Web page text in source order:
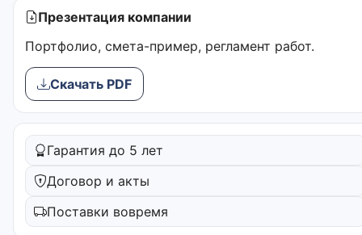
Презентация компании
Портфолио, смета-пример, регламент работ.
Скачать PDF
Гарантия до 5 лет
Договор и акты
Поставки вовремя